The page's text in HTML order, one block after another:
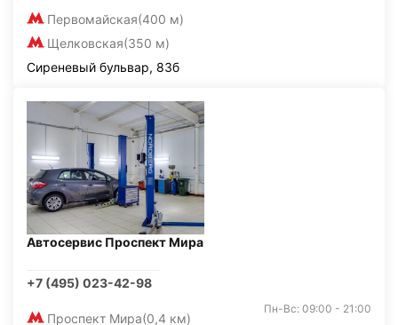
Первомайская(400 м)
Щелковская(350 м)
Сиреневый бульвар, 83б
Автосервис Проспект Мира
+7 (495) 023-42-98
Проспект Мира(0,4 км)
Пн-Вс: 09:00 - 21:00